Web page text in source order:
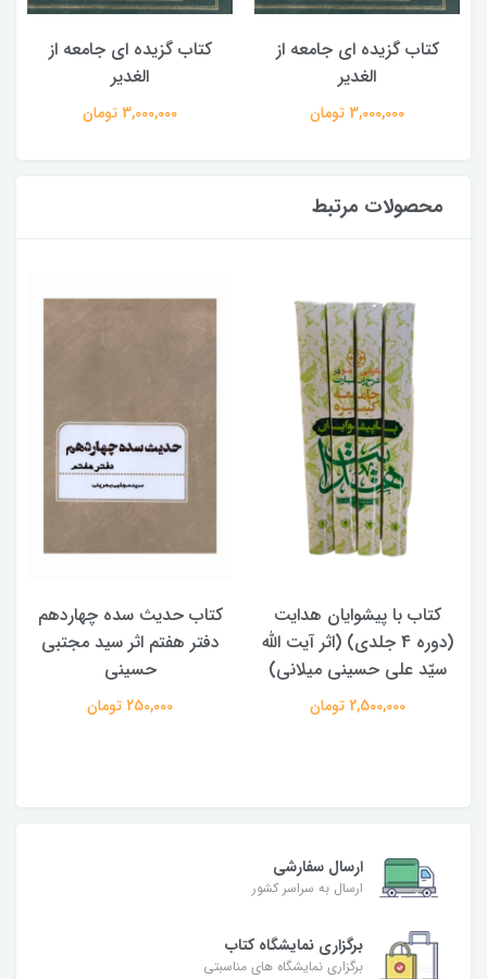
کتاب گزیده ای جامعه از
الغدیر
3,000,000 تومان
کتاب گزیده ای جامعه از
الغدیر
3,000,000 تومان
محصولات مرتبط
کتاب حدیث سده چهاردهم
دفتر هفتم اثر سید مجتبی
حسینی
250,000 تومان
کتاب آفاق الولایه فی فقه
الامامه (2 جلدی)
950,000 تومان
ارسال سفارشی
ارسال به سراسر کشور
برگزاری نمایشگاه کتاب
برگزاری نمایشگاه های مناسبتی